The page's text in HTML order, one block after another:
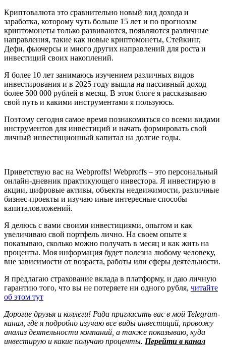
Криптовалюта это сравнительно новый вид дохода и
заработка, которому чуть больше 15 лет и по прогнозам
криптомонеты только развиваются, появляются различные
направления, такие как новые криптомонеты, Стейкинг,
Дефи, фьючерсы и много других направлений для роста и
инвестиций своих накоплений.
Я более 10 лет занимаюсь изучением различных видов
инвестирования и в 2025 году вышла на пассивный доход
более 500 000 рублей в месяц. В этом блоге я рассказываю
свой путь и какими инструментами я пользуюсь.
Поэтому сегодня самое время познакомиться со всеми видами
инструментов для инвестиций и начать формировать свой
личный инвестиционный капитал на долгие годы.
Приветствую вас на Webproffs! Webproffs – это персональный
онлайн-дневник практикующего инвестора. Я инвестирую в
акции, цифровые активы, объекты недвижимости, различные
бизнес-проекты и изучаю иные интересные способы
капиталовложений.
Я делюсь с вами своими инвестициями, опытом и как
увеличиваю свой портфель лично. На своем опыте я
показываю, сколько можно получать в месяц и как жить на
проценты. Моя информация будет полезна любому человеку,
вне зависимости от возраста, работы или сферы деятельности.
Я предлагаю страхование вклада в платформу, и даю личную
гарантию того, что вы не потеряете ни одного рубля, читайте
об этом тут
Дорогие друзья и коллеги! Рада пригласить вас в мой Telegram-
канал, где я подробно изучаю все виды инвестиций, провожу
анализ деятельности компаний, а также показываю, куда
инвестирую и какие получаю проценты. Перейти в канал